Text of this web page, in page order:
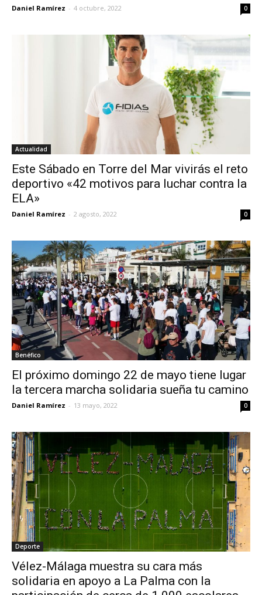
Daniel Ramírez - 4 octubre, 2022 0
Actualidad
Este Sábado en Torre del Mar vivirás el reto
deportivo «42 motivos para luchar contra la
ELA»
Daniel Ramírez - 2 agosto, 2022 0
Benéfico
El próximo domingo 22 de mayo tiene lugar
la tercera marcha solidaria sueña tu camino
Daniel Ramírez - 13 mayo, 2022 0
Deporte
Vélez-Málaga muestra su cara más
solidaria en apoyo a La Palma con la